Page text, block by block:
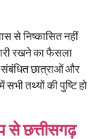
से निष्कासित नहीं
रखने का फैसला
संबंधित छात्राओं और
तथ्यों की पुष्टि हो
से छत्तीसगढ़